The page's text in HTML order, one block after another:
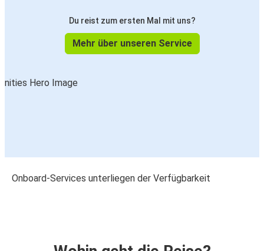
Du reist zum ersten Mal mit uns?
Mehr über unseren Service
Onboard-Services unterliegen der Verfügbarkeit